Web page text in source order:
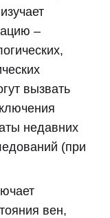
–
вызвать
недавних
(при
вен,